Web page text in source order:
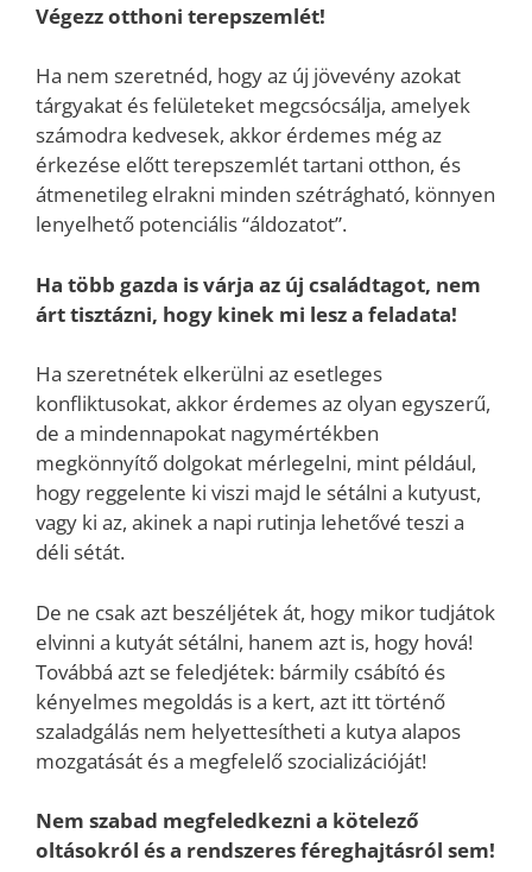
Végezz otthoni terepszemlét!
Ha nem szeretnéd, hogy az új jövevény azokat
tárgyakat és felületeket megcsócsálja, amelyek
számodra kedvesek, akkor érdemes még az
érkezése előtt terepszemlét tartani otthon, és
átmenetileg elrakni minden szétrágható, könnyen
lenyelhető potenciális “áldozatot”.
Ha több gazda is várja az új családtagot, nem
árt tisztázni, hogy kinek mi lesz a feladata!
Ha szeretnétek elkerülni az esetleges
konfliktusokat, akkor érdemes az olyan egyszerű,
de a mindennapokat nagymértékben
megkönnyítő dolgokat mérlegelni, mint például,
hogy reggelente ki viszi majd le sétálni a kutyust,
vagy ki az, akinek a napi rutinja lehetővé teszi a
déli sétát.
De ne csak azt beszéljétek át, hogy mikor tudjátok
elvinni a kutyát sétálni, hanem azt is, hogy hová!
Továbbá azt se feledjétek: bármily csábító és
kényelmes megoldás is a kert, azt itt történő
szaladgálás nem helyettesítheti a kutya alapos
mozgatását és a megfelelő szocializációját!
Nem szabad megfeledkezni a kötelező
oltásokról és a rendszeres féreghajtásról sem!